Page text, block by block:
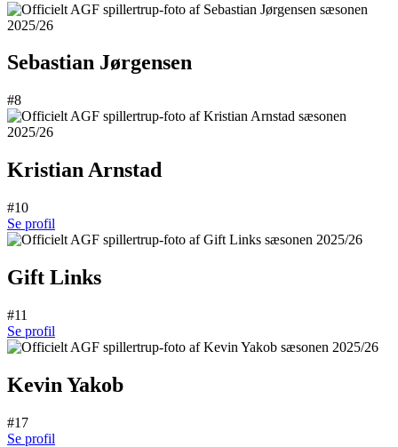
Sebastian Jørgensen
#8
Kristian Arnstad
#10
Se profil
Gift Links
#11
Se profil
Kevin Yakob
#17
Se profil